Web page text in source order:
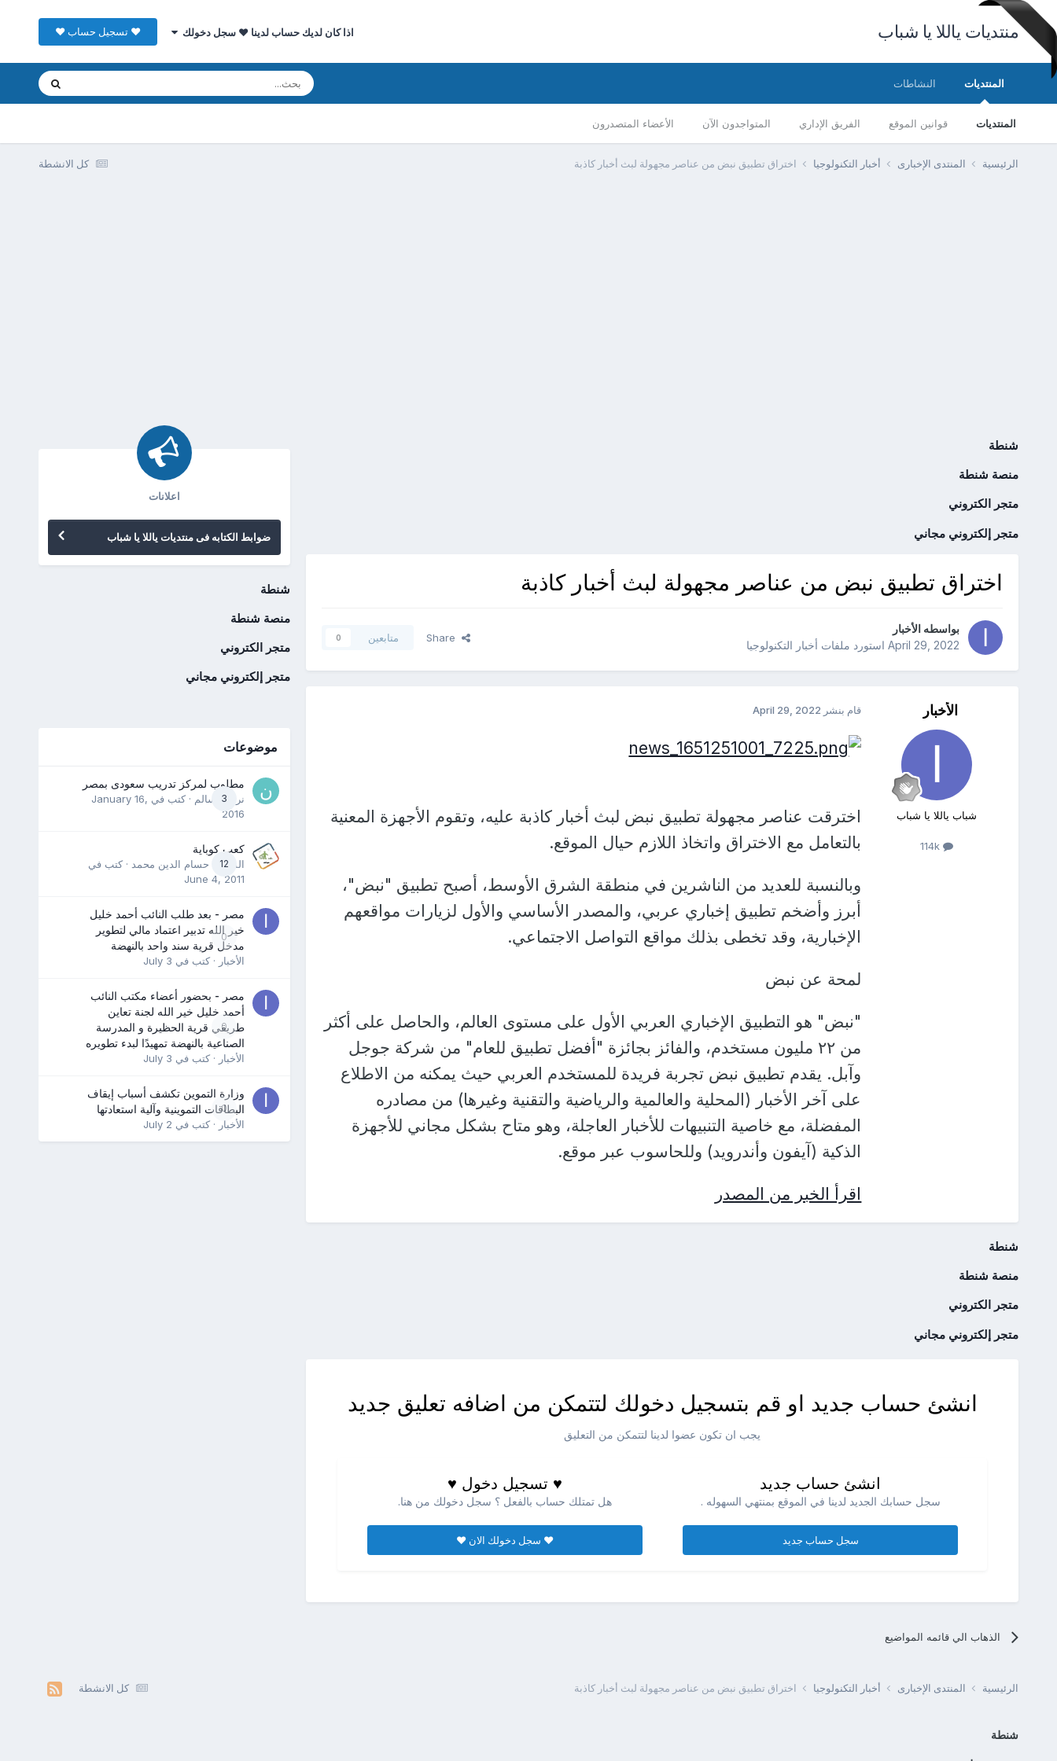
منتديات ياللا يا شباب اذا كان لديك حساب لدينا ♥ سجل دخولك ♥ تسجيل حساب ♥
المنتديات
المنتديات قوانين الموقع الفريق الإداري المتواجدون الآن الأعضاء المتصدرون
النشاطات
كل الانشطة الرئيسية المنتدى الإخبارى أخبار التكنولوجيا اختراق تطبيق نبض من عناصر مجهولة لبث أخبار كاذبة
شنطة
منصة شنطة
متجر الكتروني
متجر إلكتروني مجاني
اختراق تطبيق نبض من عناصر مجهولة لبث أخبار كاذبة
بواسطه الأخبار
April 29, 2022استورد ملفات أخبار التكنولوجيا
Share متابعين 0
الأخبار
شباب ياللا يا شباب
114k
قام بنشر April 29, 2022
اخترقت عناصر مجهولة تطبيق نبض لبث أخبار كاذبة عليه، وتقوم الأجهزة المعنية
بالتعامل مع الاختراق واتخاذ اللازم حيال الموقع.
وبالنسبة للعديد من الناشرين في منطقة الشرق الأوسط، أصبح تطبيق "نبض"،
أبرز وأضخم تطبيق إخباري عربي، والمصدر الأساسي والأول لزيارات مواقعهم
الإخبارية، وقد تخطى بذلك مواقع التواصل الاجتماعي.
لمحة عن نبض
"نبض" هو التطبيق الإخباري العربي الأول على مستوى العالم، والحاصل على أكثر
من ٢٢ مليون مستخدم، والفائز بجائزة "أفضل تطبيق للعام" من شركة جوجل
وآبل. يقدم تطبيق نبض تجربة فريدة للمستخدم العربي حيث يمكنه من الاطلاع
على آخر الأخبار (المحلية والعالمية والرياضية والتقنية وغيرها) من مصادره
المفضلة، مع خاصية التنبيهات للأخبار العاجلة، وهو متاح بشكل مجاني للأجهزة
الذكية (آيفون وأندرويد) وللحاسوب عبر موقع.
اقرأ الخبر من المصدر
شنطة
منصة شنطة
متجر الكتروني
متجر إلكتروني مجاني
انشئ حساب جديد او قم بتسجيل دخولك لتتمكن من اضافه تعليق جديد
يجب ان تكون عضوا لدينا لتتمكن من التعليق
انشئ حساب جديد
سجل حسابك الجديد لدينا في الموقع بمنتهي السهوله .
سجل حساب جديد
♥ تسجيل دخول ♥
هل تمتلك حساب بالفعل ؟ سجل دخولك من هنا.
♥ سجل دخولك الان ♥
الذهاب الي قائمه المواضيع
اعلانات
ضوابط الكتابه فى منتديات ياللا يا شباب
شنطة
منصة شنطة
متجر الكتروني
متجر إلكتروني مجاني
موضوعات
3
مطلوب لمركز تدريب سعودى بمصر
نرمين سالم · كتب في January 16,
2016
12
كعب كوباية
المدرب حسام الدين محمد · كتب في
June 4, 2011
0
مصر - بعد طلب النائب أحمد خليل
خير الله تدبير اعتماد مالي لتطوير
مدخل قرية سند واحد بالنهضة
الأخبار · كتب في July 3
0
مصر - بحضور أعضاء مكتب النائب
أحمد خليل خير الله لجنة تعاين
طريقي قرية الحظيرة و المدرسة
الصناعية بالنهضة تمهيدًا لبدء تطويره
الأخبار · كتب في July 3
0
وزارة التموين تكشف أسباب إيقاف
البطاقات التموينية وآلية استعادتها
الأخبار · كتب في July 2
كل الانشطة الرئيسية المنتدى الإخبارى أخبار التكنولوجيا اختراق تطبيق نبض من عناصر مجهولة لبث أخبار كاذبة
شنطة